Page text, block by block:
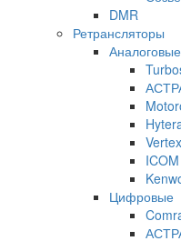
DMR
Ретрансляторы
Аналоговые
Vertex
ICOM
Цифровые